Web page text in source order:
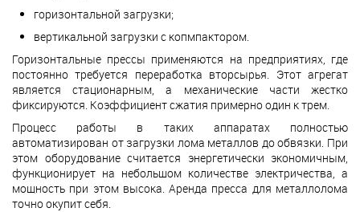
горизонтальной загрузки;
вертикальной загрузки с копмпактором.
Горизонтальные прессы применяются на предприятиях, где
постоянно требуется переработка вторсырья. Этот агрегат
является стационарным, а механические части жестко
фиксируются. Коэффициент сжатия примерно один к трем.
Процесс работы в таких аппаратах полностью
автоматизирован от загрузки лома металлов до обвязки. При
этом оборудование считается энергетически экономичным,
функционирует на небольшом количестве электричества, а
мощность при этом высока. Аренда пресса для металлолома
точно окупит себя.